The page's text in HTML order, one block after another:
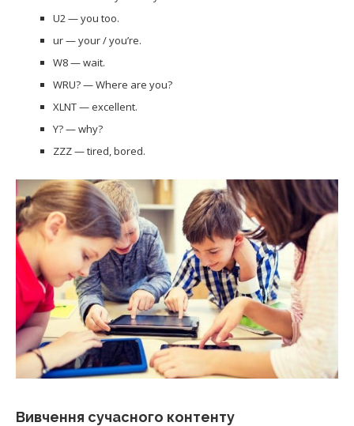
U2 — you too.
ur — your / you’re.
W8 — wait.
WRU? — Where are you?
XLNT — excellent.
Y? — why?
ZZZ — tired, bored.
Вивчення сучасного контенту